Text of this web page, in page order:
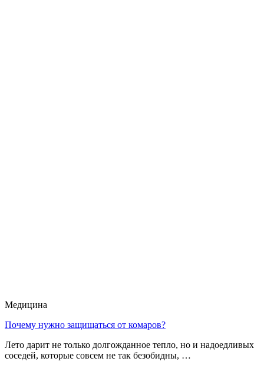
Медицина
Почему нужно защищаться от комаров?
Лето дарит не только долгожданное тепло, но и надоедливых
соседей, которые совсем не так безобидны, …